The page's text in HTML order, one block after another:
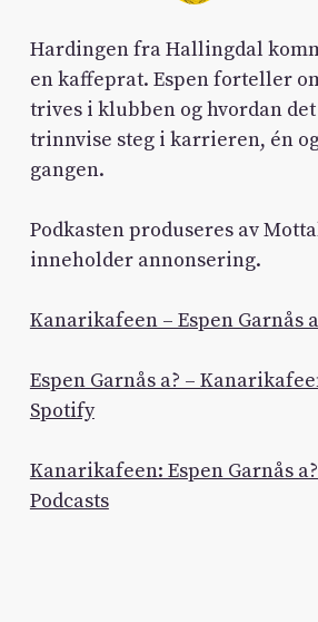
Hardingen fra Hallingdal
en kaffeprat. Espen forteller
trives i klubben og hvordan
trinnvise steg i karrieren, én
gangen.
Podkasten produseres av
inneholder annonsering.
Kanarikafeen – Espen Garnås
Espen Garnås a? –
Spotify
Kanarikafeen: Espen Garnås
Podcasts